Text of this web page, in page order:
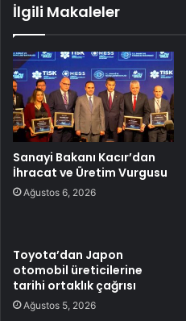
İlgili Makaleler
Sanayi Bakanı Kacır’dan
İhracat ve Üretim Vurgusu
Ağustos 6, 2026
Toyota’dan Japon
otomobil üreticilerine
tarihi ortaklık çağrısı
Ağustos 5, 2026